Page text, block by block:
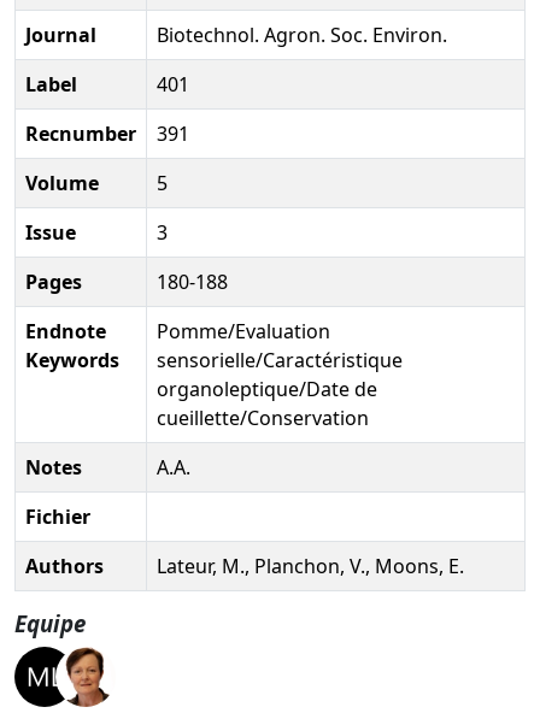
Journal
Biotechnol. Agron. Soc. Environ.
Label
401
Recnumber
391
Volume
5
Issue
3
Pages
180-188
Endnote
Keywords
Pomme/Evaluation
sensorielle/Caractéristique
organoleptique/Date de
cueillette/Conservation
Notes
A.A.
Fichier
Authors
Lateur, M., Planchon, V., Moons, E.
Equipe